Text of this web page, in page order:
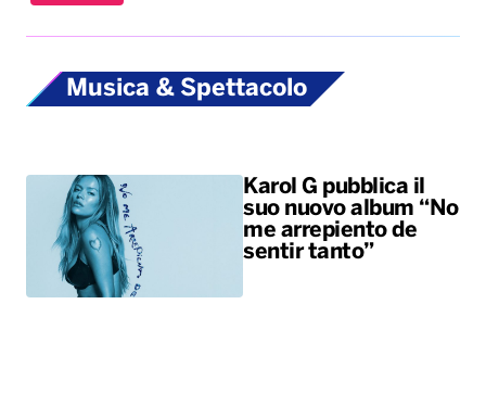
Musica & Spettacolo
Karol G pubblica il
suo nuovo album “No
me arrepiento de
sentir tanto”